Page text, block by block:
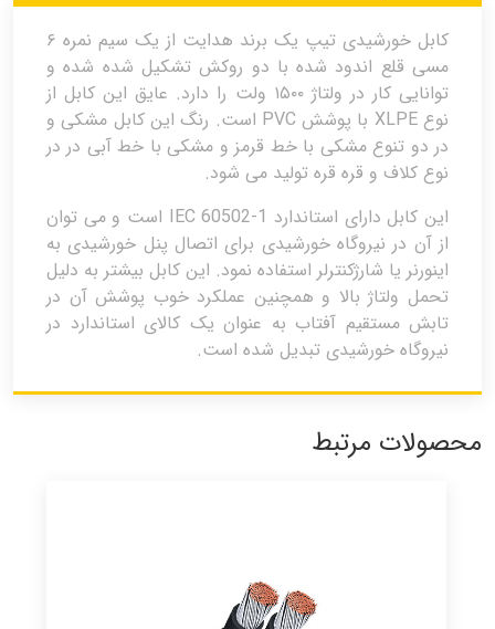
کابل خورشیدی تیپ یک برند هدایت از یک سیم نمره ۶
مسی قلع اندود شده با دو روکش تشکیل شده شده و
توانایی کار در ولتاژ ۱۵۰۰ ولت را دارد. عایق این کابل از
نوع XLPE با پوشش PVC است. رنگ این کابل مشکی و
در دو تنوع مشکی با خط قرمز و مشکی با خط آبی در در
نوع کلاف و قره قره تولید می شود.
این کابل دارای استاندارد IEC 60502-1 است و می توان
از آن در نیروگاه خورشیدی برای اتصال پنل خورشیدی به
اینورنر یا شارژکنترلر استفاده نمود. این کابل بیشتر به دلیل
تحمل ولتاژ بالا و همچنین عملکرد خوب پوشش آن در
تابش مستقیم آفتاب به عنوان یک کالای استاندارد در
نیروگاه خورشیدی تبدیل شده است.
محصولات مرتبط